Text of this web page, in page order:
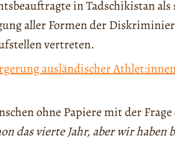
in Tadschikistan
aller Formen der
vertreten.
ausländischer
ohne Papiere mit der
das vierte Jahr, aber wir haben